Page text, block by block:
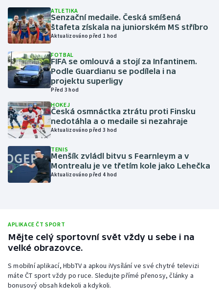
Judo
Krasobruslení
Lezení
Lyže a snowboard
Moderní pětiboj
Motorsport
Olympijské hry
Parasport
Ragby
Rychlobruslení
Rychlostní kanoistika
ATLETIKA
Senzační medaile. Česká smíšená
štafeta získala na juniorském MS stříbro
Aktualizováno před 1 hod
FOTBAL
FIFA se omlouvá a stojí za Infantinem.
Podle Guardianu se podílela i na
projektu superligy
Před 3 hod
HOKEJ
Česká osmnáctka ztrátu proti Finsku
nedotáhla a o medaile si nezahraje
Aktualizováno před 3 hod
TENIS
Menšík zvládl bitvu s Fearnleym a v
Montrealu je ve třetím kole jako Lehečka
Aktualizováno před 4 hod
APLIKACE ČT SPORT
Mějte celý sportovní svět vždy u sebe i na
velké obrazovce.
S mobilní aplikací, HbbTV a apkou iVysílání ve své chytré televizi
máte ČT sport vždy po ruce. Sledujte přímé přenosy, články a
bonusový obsah kdekoli a kdykoli.